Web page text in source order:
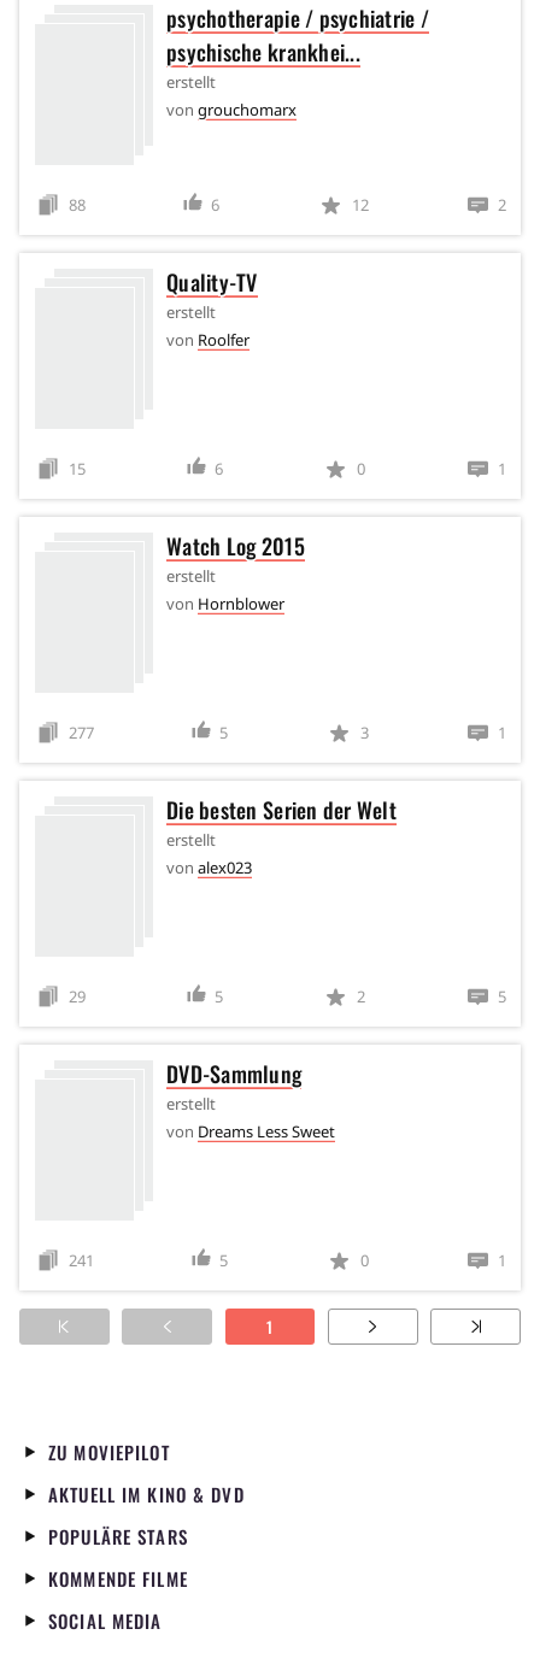
psychotherapie / psychiatrie /
psychische krankhei...
erstellt
von grouchomarx
88 6 12 2
Quality-TV
erstellt
von Roolfer
15 6 0 1
Watch Log 2015
erstellt
von Hornblower
277 5 3 1
Die besten Serien der Welt
erstellt
von alex023
29 5 2 5
DVD-Sammlung
erstellt
von Dreams Less Sweet
241 5 0 1
1
ZU MOVIEPILOT
AKTUELL IM KINO & DVD
POPULÄRE STARS
KOMMENDE FILME
SOCIAL MEDIA